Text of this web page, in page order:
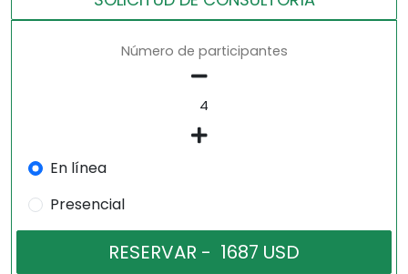
Número de participantes
En línea
Presencial